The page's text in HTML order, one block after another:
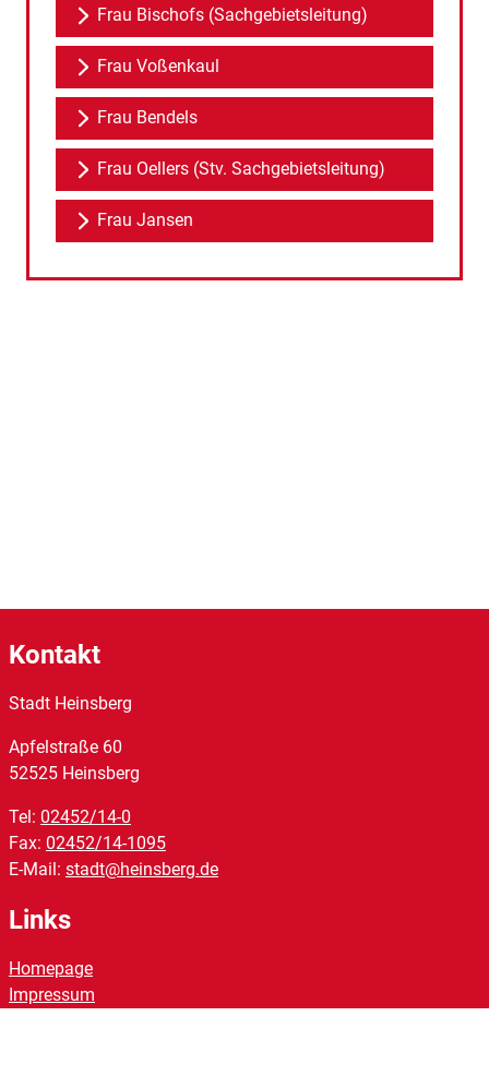
Frau Bischofs (Sachgebietsleitung)
Frau Voßenkaul
Frau Bendels
Frau Oellers (Stv. Sachgebietsleitung)
Frau Jansen
Kontakt
Stadt Heinsberg
Apfelstraße 60
52525 Heinsberg
Tel: 02452/14-0
Fax: 02452/14-1095
E-Mail: stadt@heinsberg.de
Links
Homepage
Impressum